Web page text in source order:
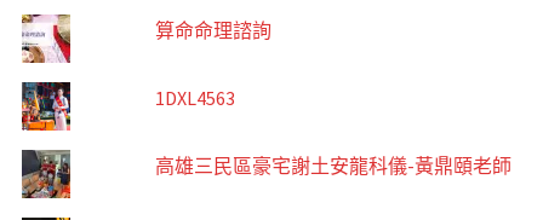
算命命理諮詢
1DXL4563
高雄三民區豪宅謝土安龍科儀-黃鼎頤老師